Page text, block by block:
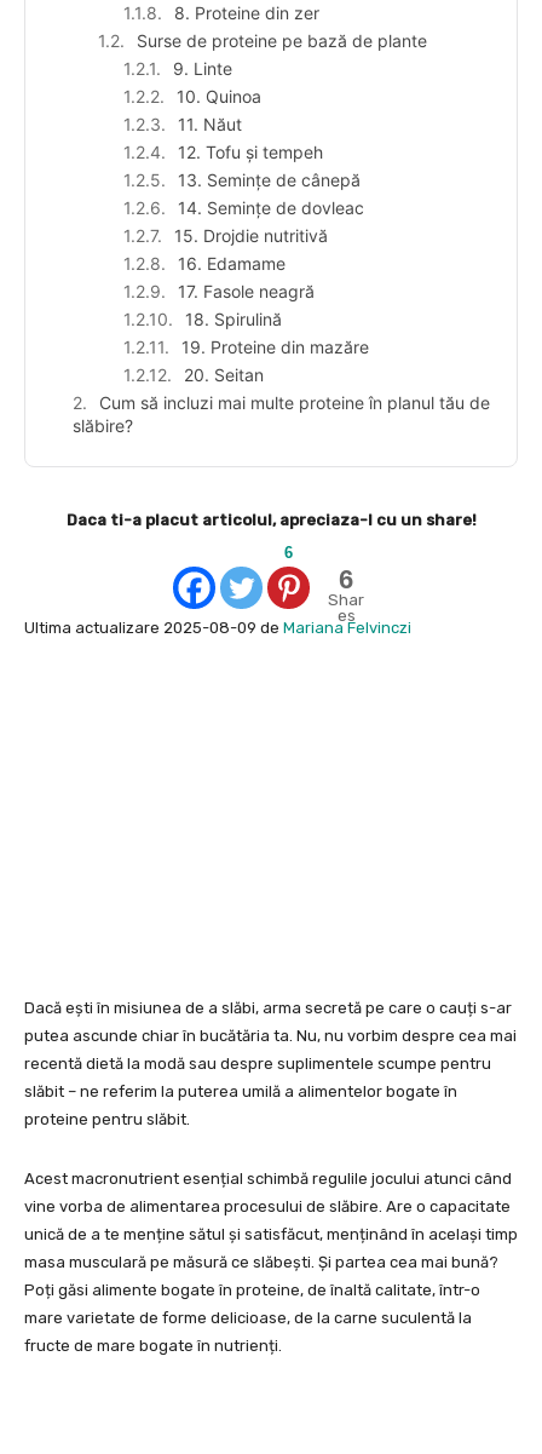
8. Proteine din zer
Surse de proteine pe bază de plante
9. Linte
10. Quinoa
11. Năut
12. Tofu și tempeh
13. Semințe de cânepă
14. Semințe de dovleac
15. Drojdie nutritivă
16. Edamame
17. Fasole neagră
18. Spirulină
19. Proteine din mazăre
20. Seitan
Cum să incluzi mai multe proteine în planul tău de
slăbire?
Daca ti-a placut articolul, apreciaza-l cu un share!
6
6
Shar
es
Ultima actualizare 2025-08-09 de Mariana Felvinczi
Dacă ești în misiunea de a slăbi, arma secretă pe care o cauți s-ar
putea ascunde chiar în bucătăria ta. Nu, nu vorbim despre cea mai
recentă dietă la modă sau despre suplimentele scumpe pentru
slăbit – ne referim la puterea umilă a alimentelor bogate în
proteine pentru slăbit.
Acest macronutrient esențial schimbă regulile jocului atunci când
vine vorba de alimentarea procesului de slăbire. Are o capacitate
unică de a te menține sătul și satisfăcut, menținând în același timp
masa musculară pe măsură ce slăbești. Și partea cea mai bună?
Poți găsi alimente bogate în proteine, de înaltă calitate, într-o
mare varietate de forme delicioase, de la carne suculentă la
fructe de mare bogate în nutrienți.